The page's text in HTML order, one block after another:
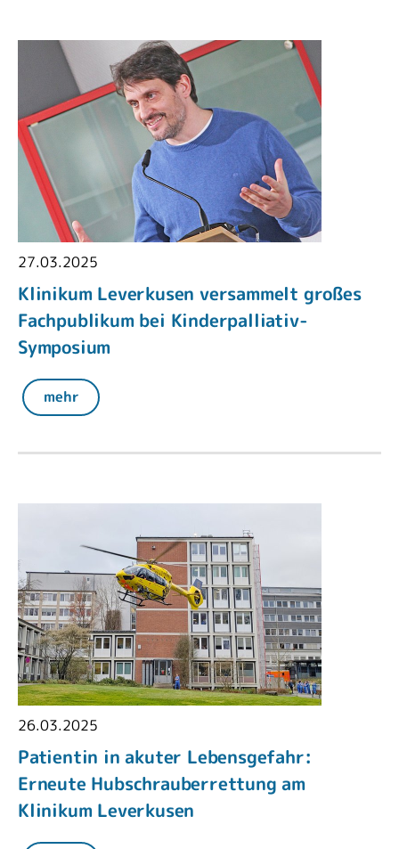
27.03.2025
Klinikum Leverkusen versammelt großes
Fachpublikum bei Kinderpalliativ-
Symposium
mehr
26.03.2025
Patientin in akuter Lebensgefahr:
Erneute Hubschrauberrettung am
Klinikum Leverkusen